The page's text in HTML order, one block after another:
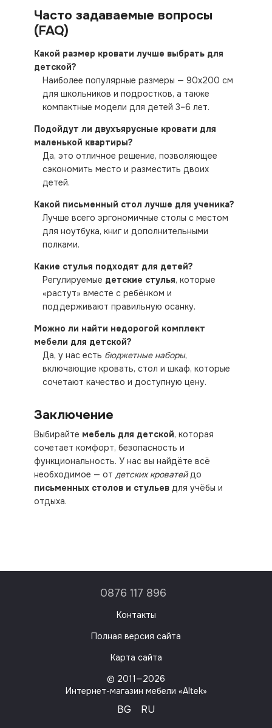
Часто задаваемые вопросы
(FAQ)
Какой размер кровати лучше выбрать для
детской?
Наиболее популярные размеры — 90x200 см
для школьников и подростков, а также
компактные модели для детей 3–6 лет.
Подойдут ли двухъярусные кровати для
маленькой квартиры?
Да, это отличное решение, позволяющее
сэкономить место и разместить двоих
детей.
Какой письменный стол лучше для ученика?
Лучше всего эргономичные столы с местом
для ноутбука, книг и дополнительными
полками.
Какие стулья подходят для детей?
Регулируемые детские стулья, которые
«растут» вместе с ребёнком и
поддерживают правильную осанку.
Можно ли найти недорогой комплект
мебели для детской?
Да, у нас есть бюджетные наборы,
включающие кровать, стол и шкаф, которые
сочетают качество и доступную цену.
Заключение
Выбирайте мебель для детской, которая
сочетает комфорт, безопасность и
функциональность. У нас вы найдёте всё
необходимое — от детских кроватейдо
письменных столов и стульев для учёбы и
отдыха.
0876 117 896
Контакты
Полная версия сайта
Карта сайта
© 2011—2026
Интернет-магазин мебели «Altek»
BG RU